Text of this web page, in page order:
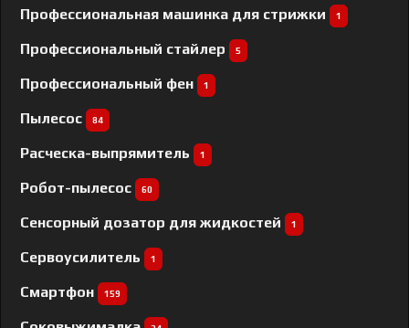
Профессиональная машинка для стрижки 1
Профессиональный cтайлер 5
Профессиональный фен 1
Пылесос 84
Расческа-выпрямитель 1
Робот-пылесос 60
Сенсорный дозатор для жидкостей 1
Сервоусилитель 1
Смартфон 159